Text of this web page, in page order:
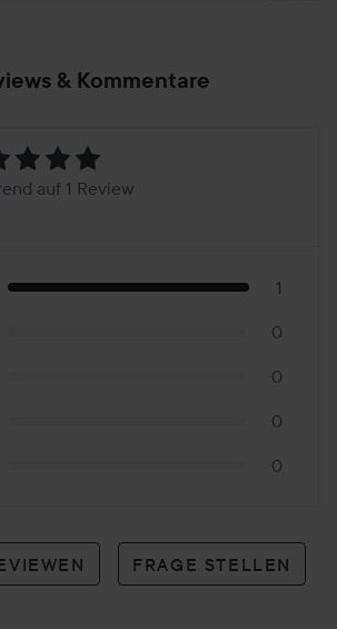
& Kommentare
auf 1 Review
1
0
0
0
0
FRAGE STELLEN